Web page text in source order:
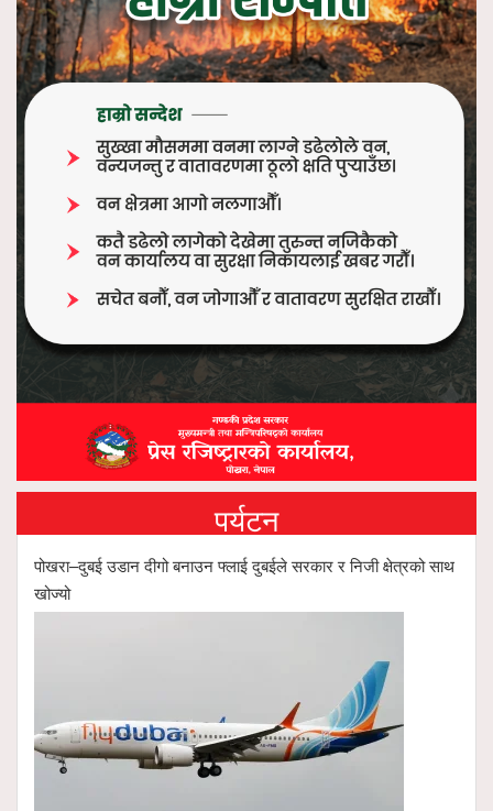
पर्यटन
पोखरा–दुबई उडान दीगो बनाउन फ्लाई दुबईले सरकार र निजी क्षेत्रको साथ
खोज्यो